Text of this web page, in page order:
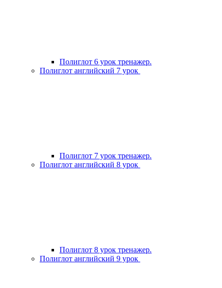
Полиглот 6 урок тренажер.
Полиглот английский 7 урок
Полиглот 7 урок тренажер.
Полиглот английский 8 урок
Полиглот 8 урок тренажер.
Полиглот английский 9 урок